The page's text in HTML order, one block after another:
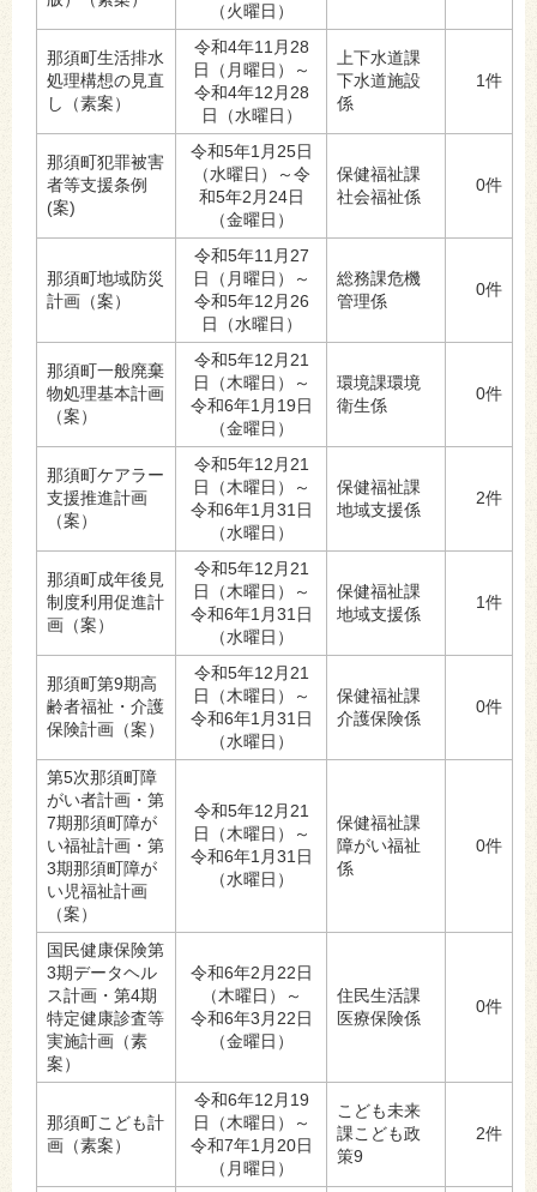
（火曜日）
那須町生活排水
処理構想の見直
し（素案）
令和4年11月28
日（月曜日）～
令和4年12月28
日（水曜日）
上下水道課
下水道施設
係
1件
那須町犯罪被害
者等支援条例
(案)
令和5年1月25日
（水曜日）～令
和5年2月24日
（金曜日）
保健福祉課
社会福祉係
0件
那須町地域防災
計画（案）
令和5年11月27
日（月曜日）～
令和5年12月26
日（水曜日）
総務課危機
管理係
0件
那須町一般廃棄
物処理基本計画
（案）
令和5年12月21
日（木曜日）～
令和6年1月19日
（金曜日）
環境課環境
衛生係
0件
那須町ケアラー
支援推進計画
（案）
令和5年12月21
日（木曜日）～
令和6年1月31日
（水曜日）
保健福祉課
地域支援係
2件
那須町成年後見
制度利用促進計
画（案）
令和5年12月21
日（木曜日）～
令和6年1月31日
（水曜日）
保健福祉課
地域支援係
1件
那須町第9期高
齢者福祉・介護
保険計画（案）
令和5年12月21
日（木曜日）～
令和6年1月31日
（水曜日）
保健福祉課
介護保険係
0件
第5次那須町障
がい者計画・第
7期那須町障が
い福祉計画・第
3期那須町障が
い児福祉計画
（案）
令和5年12月21
日（木曜日）～
令和6年1月31日
（水曜日）
保健福祉課
障がい福祉
係
0件
国民健康保険第
3期データヘル
ス計画・第4期
特定健康診査等
実施計画（素
案）
令和6年2月22日
（木曜日）～
令和6年3月22日
（金曜日）
住民生活課
医療保険係
0件
那須町こども計
画（素案）
令和6年12月19
日（木曜日）～
令和7年1月20日
（月曜日）
こども未来
課こども政
策9
2件